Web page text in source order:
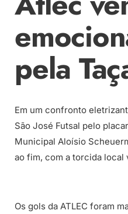
pela
Em um confronto
São José Futsal pelo
Municipal Aloísio
ao fim, com a torcida local
Os gols da ATLEC foram